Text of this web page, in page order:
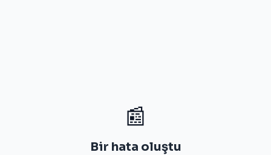
📰
Bir hata oluştu